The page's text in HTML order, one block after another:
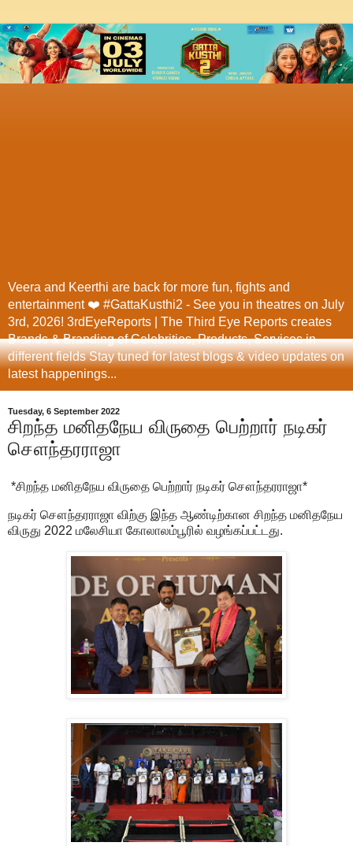
Veera and Keerthi are back for more fun, fights and
entertainment ❤️ #GattaKusthi2 - See you in theatres on July
3rd, 2026! 3rdEyeReports | The Third Eye Reports creates
Brands & Branding of Celebrities, Products, Services in
different fields Stay tuned for latest blogs & video updates on
latest happenings...
Tuesday, 6 September 2022
சிறந்த மனிதநேய விருதை பெற்றார் நடிகர்
சௌந்தரராஜா
*சிறந்த மனிதநேய விருதை பெற்றார் நடிகர் சௌந்தரராஜா*
நடிகர் சௌந்தரராஜா விற்கு இந்த ஆண்டிற்கான சிறந்த மனிதநேய
விருது 2022 மலேசியா கோலாலம்பூரில் வழங்கப்பட்டது.